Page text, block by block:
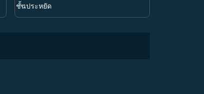
ระดับชั้นการเดินทาง option ชั้นประหยัด Selected
ชั้นประหยัด
keyboard_arrow_down